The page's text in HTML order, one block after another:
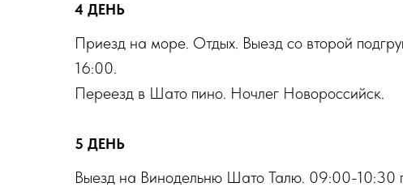
4 ДЕНЬ
Приезд на море. Отдых. Выезд со второй
16:00.
Переезд в Шато пино. Ночлег Новороссийск.
5 ДЕНЬ
Выезд на Винодельню Шато Талю. 09:00-10:30